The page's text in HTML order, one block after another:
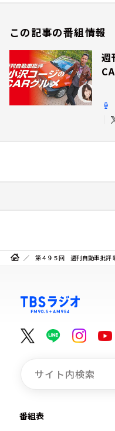
この記事の番組情報
週
第４９５回 週刊自動車批評
番組表